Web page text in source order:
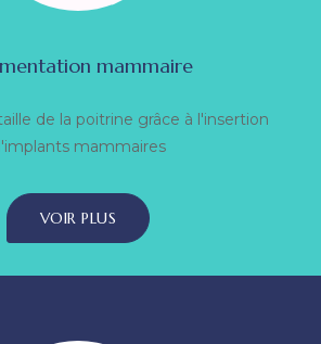
mammaire
de la poitrine grâce à l'insertion
mammaires
VOIR PLUS